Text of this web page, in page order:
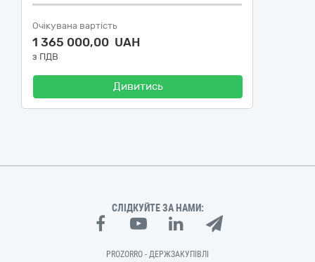
Очікувана вартість
1 365 000,00 UAH
з ПДВ
Дивитись
СЛІДКУЙТЕ ЗА НАМИ:
PROZORRO - ДЕРЖЗАКУПІВЛІ